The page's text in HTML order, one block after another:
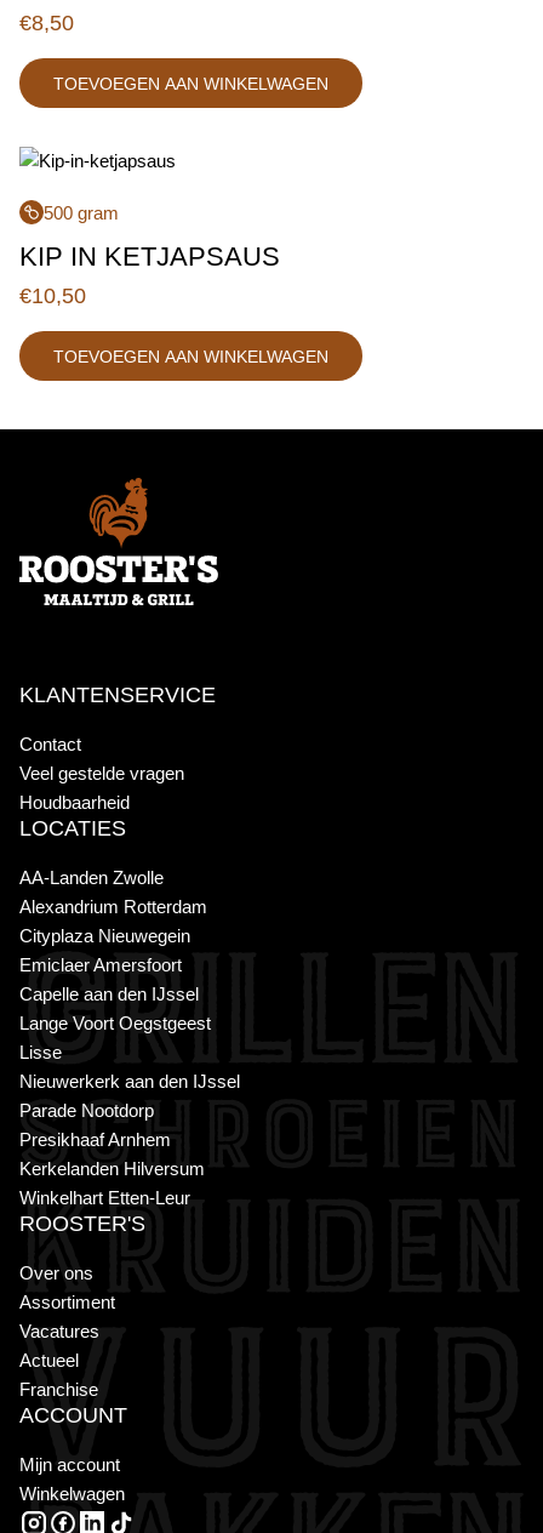
€8,50
TOEVOEGEN AAN WINKELWAGEN
500 gram
KIP IN KETJAPSAUS
€10,50
TOEVOEGEN AAN WINKELWAGEN
KLANTENSERVICE
Contact
Veel gestelde vragen
Houdbaarheid
LOCATIES
AA-Landen Zwolle
Alexandrium Rotterdam
Cityplaza Nieuwegein
Emiclaer Amersfoort
Capelle aan den IJssel
Lange Voort Oegstgeest
Lisse
Nieuwerkerk aan den IJssel
Parade Nootdorp
Presikhaaf Arnhem
Kerkelanden Hilversum
Winkelhart Etten-Leur
ROOSTER'S
Over ons
Assortiment
Vacatures
Actueel
Franchise
ACCOUNT
Mijn account
Winkelwagen
INSTAGRAM
FACEBOOK
LINKEDIN
TIKTOK